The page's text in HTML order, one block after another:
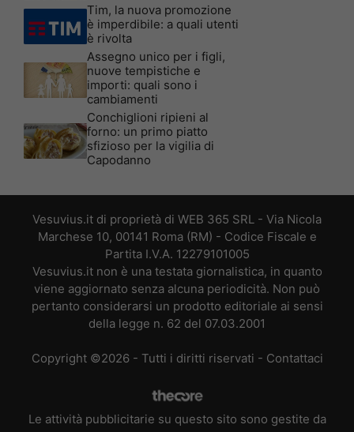
Tim, la nuova promozione
è imperdibile: a quali utenti
è rivolta
Assegno unico per i figli,
nuove tempistiche e
importi: quali sono i
cambiamenti
Conchiglioni ripieni al
forno: un primo piatto
sfizioso per la vigilia di
Capodanno
Vesuvius.it di proprietà di WEB 365 SRL - Via Nicola
Marchese 10, 00141 Roma (RM) - Codice Fiscale e
Partita I.V.A. 12279101005
Vesuvius.it non è una testata giornalistica, in quanto
viene aggiornato senza alcuna periodicità. Non può
pertanto considerarsi un prodotto editoriale ai sensi
della legge n. 62 del 07.03.2001
Copyright ©2026 - Tutti i diritti riservati - Contattaci
Le attività pubblicitarie su questo sito sono gestite da